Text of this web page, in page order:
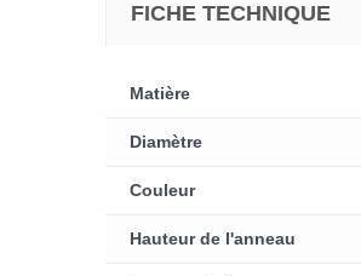
FICHE TECHNIQUE
Matière
Diamètre
Couleur
Hauteur de l'anneau